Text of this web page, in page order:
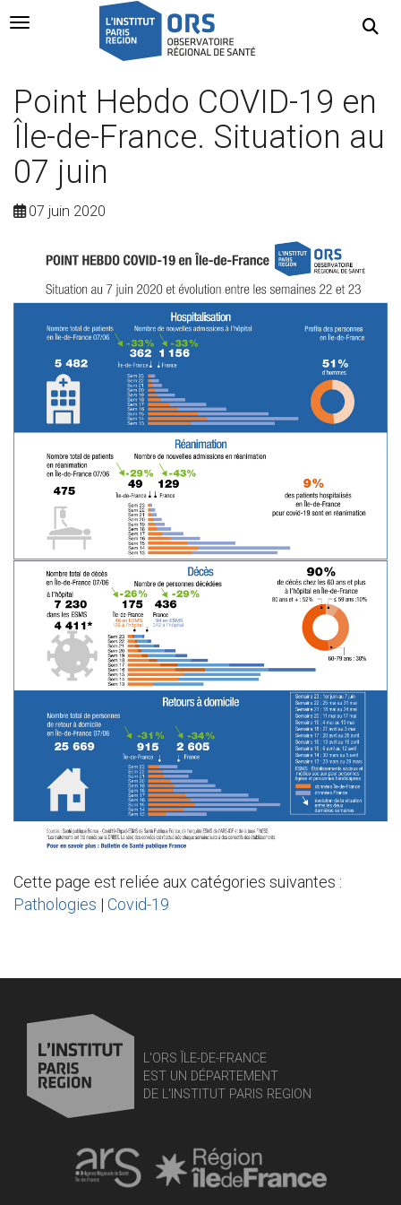
Navigation Toggle
Point Hebdo COVID-19 en
Île-de-France. Situation au
07 juin
07 juin 2020
Cette page est reliée aux catégories suivantes :
Pathologies | Covid-19
L'ORS ÎLE-DE-FRANCE
EST UN DÉPARTEMENT
DE L'INSTITUT PARIS REGION